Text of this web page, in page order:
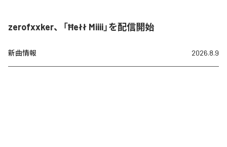
zerofxxker、「Ħełł Miiii」を配信開始
新曲情報 2026.8.9